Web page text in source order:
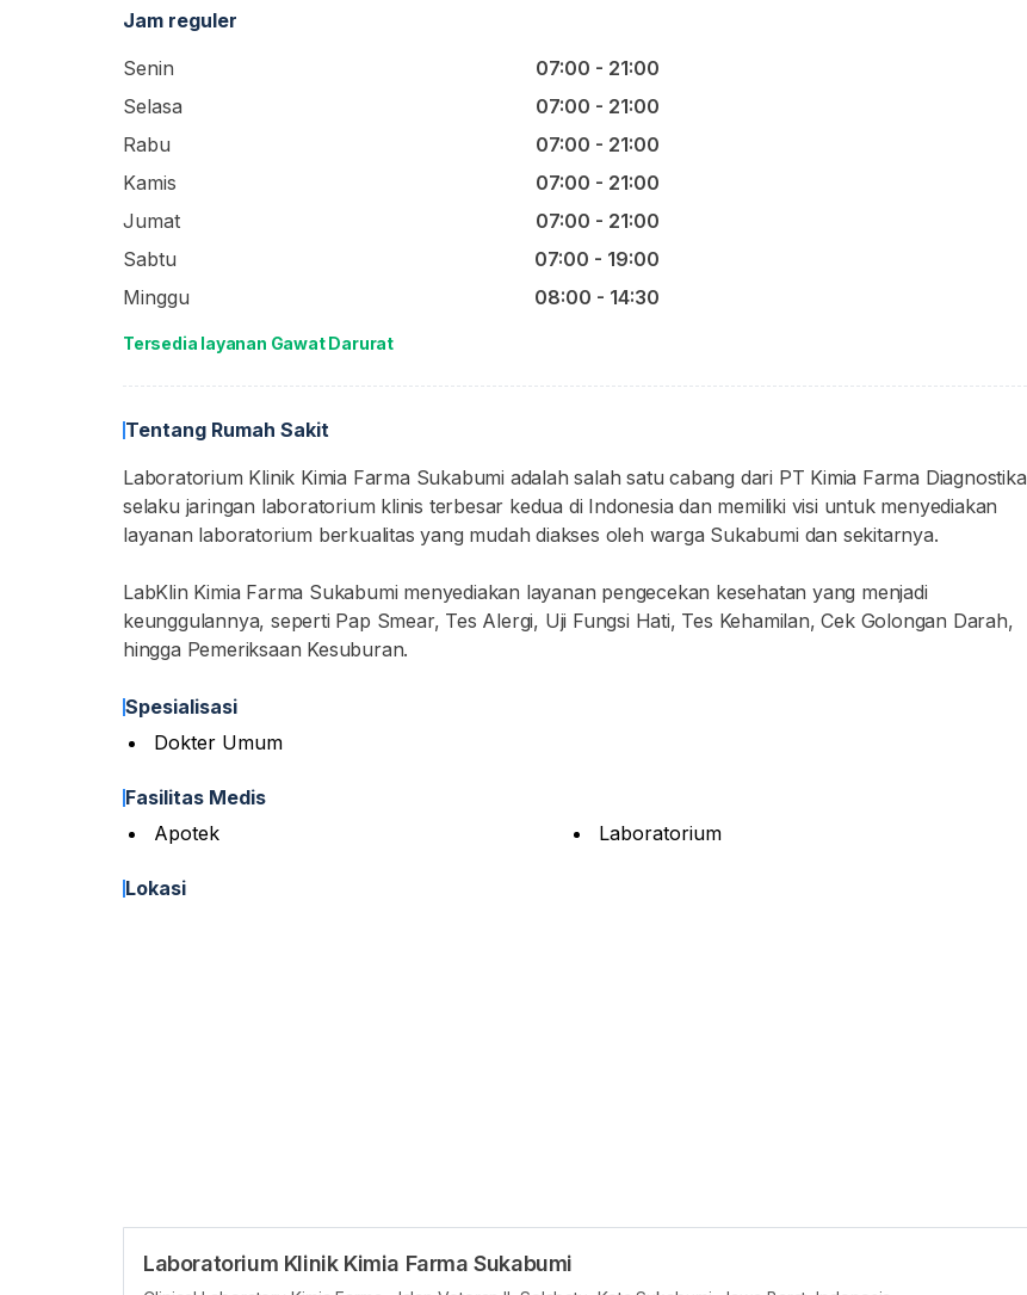
Jam reguler
Senin
07:00 - 21:00
Selasa
07:00 - 21:00
Rabu
07:00 - 21:00
Kamis
07:00 - 21:00
Jumat
07:00 - 21:00
Sabtu
07:00 - 19:00
Minggu
08:00 - 14:30
Tersedia layanan Gawat Darurat
Tentang Rumah Sakit
Laboratorium Klinik Kimia Farma Sukabumi adalah salah satu cabang dari PT Kimia Farma Diagnostika
selaku jaringan laboratorium klinis terbesar kedua di Indonesia dan memiliki visi untuk menyediakan
layanan laboratorium berkualitas yang mudah diakses oleh warga Sukabumi dan sekitarnya.
LabKlin Kimia Farma Sukabumi menyediakan layanan pengecekan kesehatan yang menjadi
keunggulannya, seperti Pap Smear, Tes Alergi, Uji Fungsi Hati, Tes Kehamilan, Cek Golongan Darah,
hingga Pemeriksaan Kesuburan.
Spesialisasi
Dokter Umum
Fasilitas Medis
Apotek
Laboratorium
Lokasi
Laboratorium Klinik Kimia Farma Sukabumi